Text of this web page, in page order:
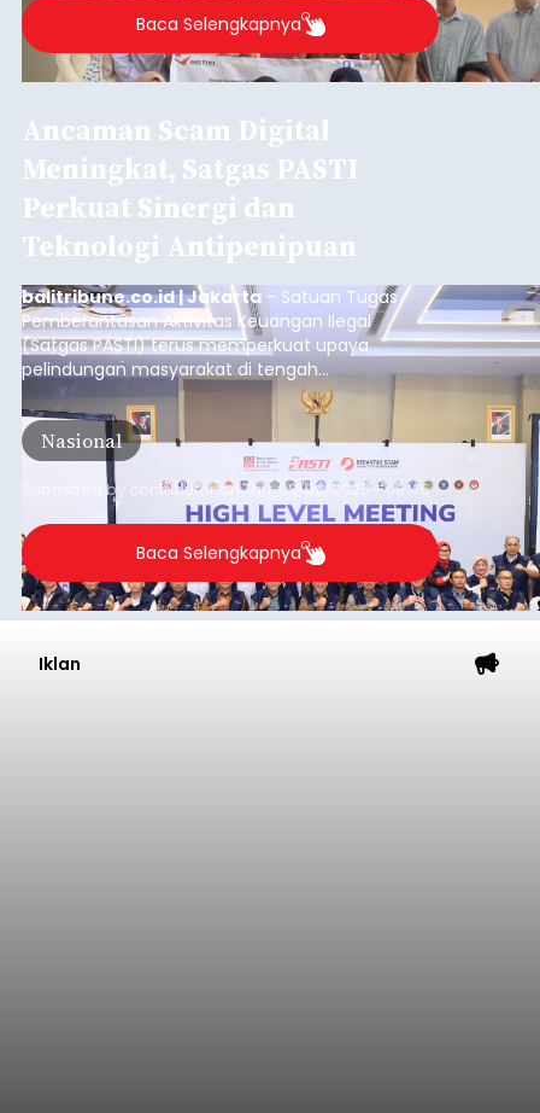
Baca Selengkapnya
Ancaman Scam Digital
Meningkat, Satgas PASTI
Perkuat Sinergi dan
Teknologi Antipenipuan
balitribune.co.id | Jakarta - Satuan Tugas
Pemberantasan Aktivitas Keuangan Ilegal
(Satgas PASTI) terus memperkuat upaya
pelindungan masyarakat di tengah
meningkatnya ancaman penipuan digital yang
semakin kompleks.
Nasional
Submitted by contributoronThu, 08/06/2026 - 09:45
Baca Selengkapnya
Iklan